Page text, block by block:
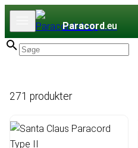
Paracord.eu
271 produkter